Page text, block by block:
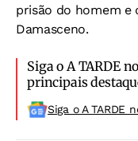
prisão do homem e
Damasceno.
Siga o A TARDE
principais
Siga o A TARDE